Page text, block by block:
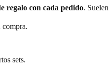
regalo con cada pedido.
compra.
sets.